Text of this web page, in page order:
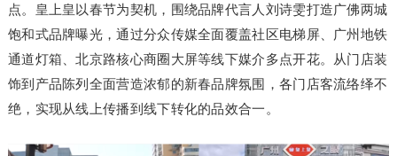
点。皇上皇以春节为契机，围绕品牌代言人刘诗雯打造广佛两城
饱和式品牌曝光，通过分众传媒全面覆盖社区电梯屏、广州地铁
通道灯箱、北京路核心商圈大屏等线下媒介多点开花。从门店装
饰到产品陈列全面营造浓郁的新春品牌氛围，各门店客流络绎不
绝，实现从线上传播到线下转化的品效合一。